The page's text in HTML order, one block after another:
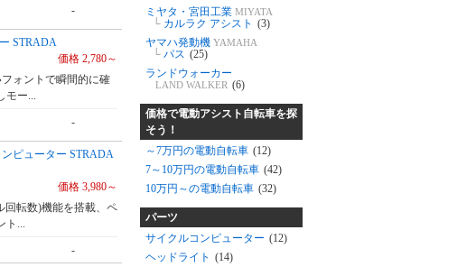
-
STRADA
価格 2,780～
ォントで瞬間的に確
ー...
-
ピューター STRADA
価格 3,980～
回転数)機能を搭載、ペ
...
-
ミヤタ・宮田工業 MIYATA
└ カルラク アシスト (3)
ヤマハ発動機 YAMAHA
└ パス (25)
ランドウォーカー
LAND WALKER (6)
価格で電動アシスト自転車を探
そう！
～7万円の電動自転車 (12)
7～10万円の電動自転車 (42)
10万円～の電動自転車 (32)
パーツ
サイクルコンピューター (12)
ヘッドライト (14)